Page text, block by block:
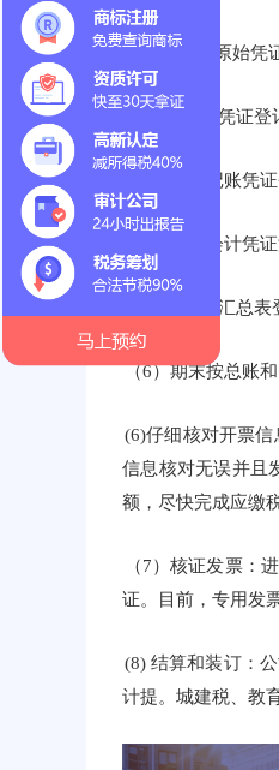
（一）根据原始凭
(2)根据会计凭证
（3）根据记账凭
（4）根据会计凭
(5)根据科目汇总表
（6）期末按总账
(6)仔细核对开票
信息核对无误并且
额，尽快完成应缴
（7）核证发票：
证。目前，专用发
(8) 结算和装订：
计提。城建税、教